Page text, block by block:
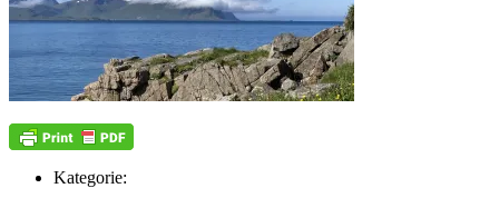
Kategorie: